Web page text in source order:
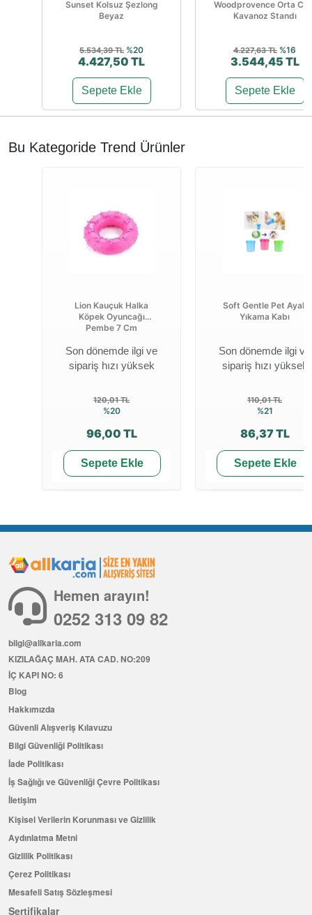
Sunset Kolsuz Şezlong
Beyaz
5.534,39 TL %20
4.427,50 TL
Sepete Ekle
Woodprovence Orta
Kavanoz Standı
4.227,63 TL %16
3.544,45 TL
Sepete Ekle
Bu Kategoride Trend Ürünler
Lion Kauçuk Halka
Köpek Oyuncağı
Pembe 7 Cm
Son dönemde ilgi ve
sipariş hızı yüksek
120,01 TL
%20
96,00 TL
Sepete Ekle
Soft Gentle Pet Ayak
Yıkama Kabı
Son dönemde ilgi ve
sipariş hızı yüksek
110,01 TL
%21
86,37 TL
Sepete Ekle
Hemen arayın!
0252 313 09 82
bilgi@allkaria.com
KIZILAĞAÇ MAH. ATA CAD. NO:209
İÇ KAPI NO: 6
Blog
Hakkımızda
Güvenli Alışveriş Kılavuzu
Bilgi Güvenliği Politikası
İade Politikası
İş Sağlığı ve Güvenliği Çevre Politikası
İletişim
Kişisel Verilerin Korunması ve Gizlilik
Aydınlatma Metni
Gizlilik Politikası
Çerez Politikası
Mesafeli Satış Sözleşmesi
Sertifikalar